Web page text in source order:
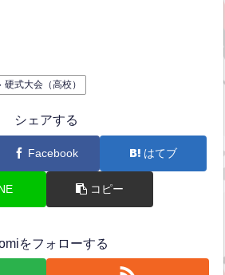
硬式大会（高校）
シェアする
Facebook はてブ
コピー
をフォローする